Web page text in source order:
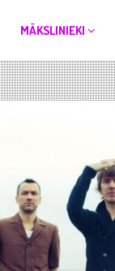
MĀKSLINIEKI